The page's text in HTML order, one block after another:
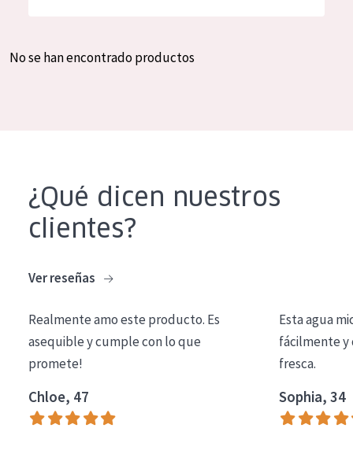
Crema de día
Crema de noche
Limpieza
COLECCIÓN
Essentials
Lift+
Spanish
No se han encontrado productos
¿Qué dicen nuestros
clientes?
Ver reseñas
Realmente amo este producto. Es
asequible y cumple con lo que
promete!
Chloe, 47
Esta agua
fácilmente y
fresca.
Sophia, 34